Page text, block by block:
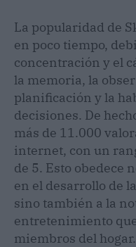
La popularidad de
en poco tiempo,
concentración y el
la memoria, la
planificación y la
decisiones. De
más de 11.000
internet, con un
de 5. Esto obedece
en el desarrollo de
sino también a la
entretenimiento
miembros del hogar.